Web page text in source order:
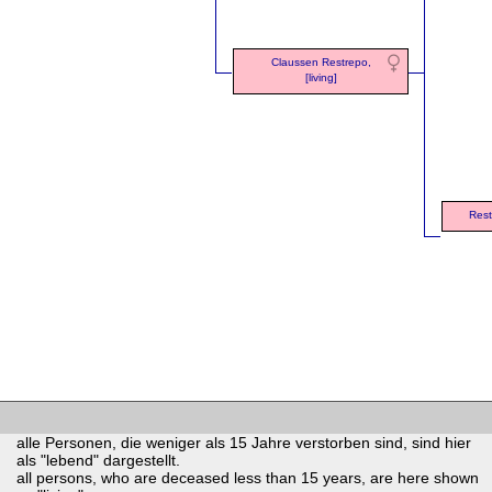
Claussen Restrepo,
[living]
alle Personen, die weniger als 15 Jahre verstorben sind, sind hier
als "lebend" dargestellt.
all persons, who are deceased less than 15 years, are here shown